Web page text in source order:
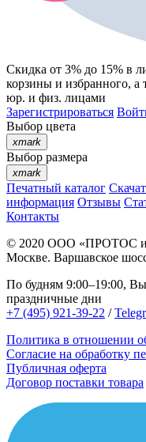
Скидка от 3% до 15% в
корзины и избранного, а
юр. и физ. лицами
Зарегистрироваться
Выбор цвета
xmark
Выбор размера
xmark
Печатный каталог
информация Отзывы
Контакты
© 2020 ООО «ПРОТОС
Москве. Варшавское
По будням 9:00–19:00,
праздничные дни
+7 (495) 921-39-22 /
Политика в отношении
Согласие на обработку
Публичная оферта
Договор поставки товара